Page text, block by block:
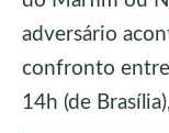
adversário
confronto entre
14h (de